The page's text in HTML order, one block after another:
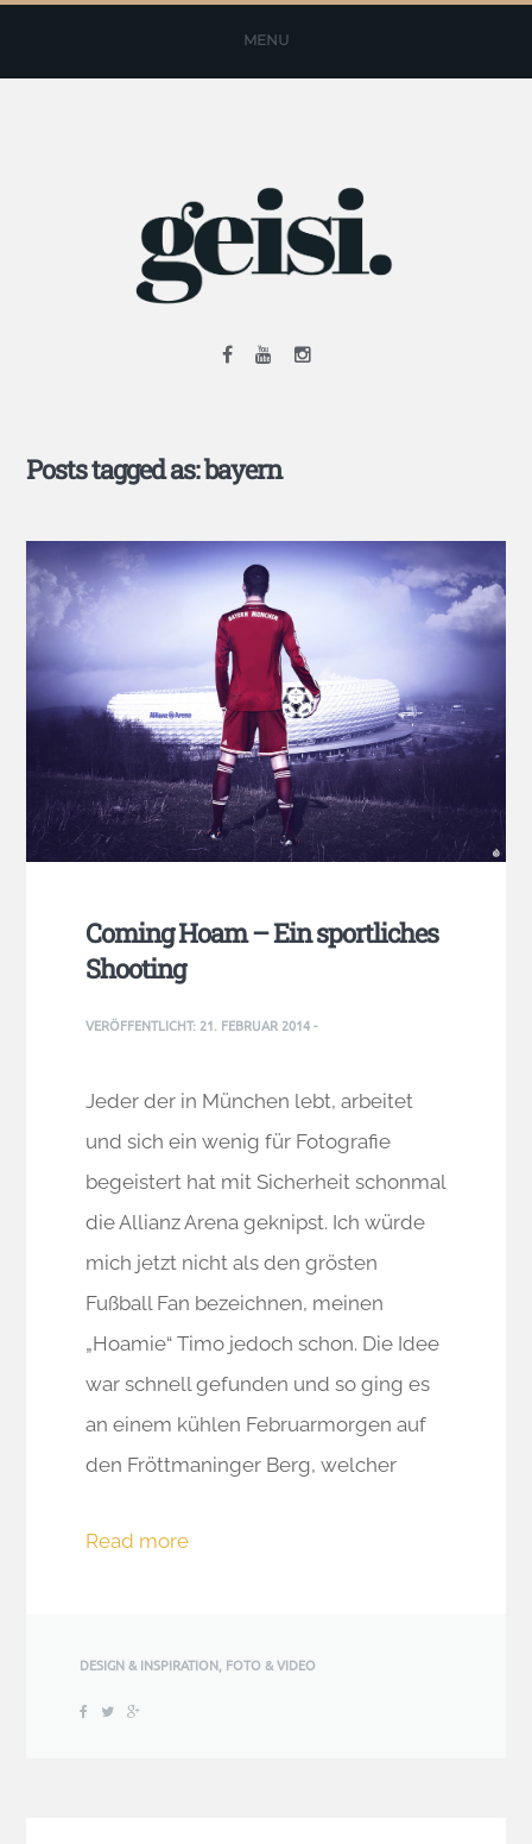
MENU
Posts tagged as: bayern
Coming Hoam – Ein sportliches
Shooting
VERÖFFENTLICHT: 21. FEBRUAR 2014-
Jeder der in München lebt, arbeitet
und sich ein wenig für Fotografie
begeistert hat mit Sicherheit schonmal
die Allianz Arena geknipst. Ich würde
mich jetzt nicht als den grösten
Fußball Fan bezeichnen, meinen
„Hoamie“ Timo jedoch schon. Die Idee
war schnell gefunden und so ging es
an einem kühlen Februarmorgen auf
den Fröttmaninger Berg, welcher
Read more
DESIGN & INSPIRATION, FOTO & VIDEO